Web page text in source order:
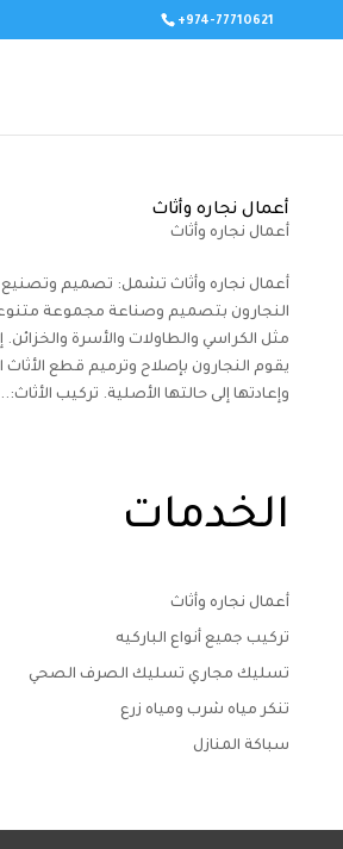
+974-77710621
أعمال نجاره وأثاث
أعمال نجاره وأثاث
أعمال نجاره وأثاث تشمل: تصميم وتصنيع
النجارون بتصميم وصناعة مجموعة
مثل الكراسي والطاولات والأسرة والخزائن.
يقوم النجارون بإصلاح وترميم قطع الأثاث
وإعادتها إلى حالتها الأصلية. تركيب
الخدمات
أعمال نجاره وأثاث
تركيب جميع أنواع الباركيه
تسليك مجاري تسليك الصرف الصحي
تنكر مياه شرب ومياه زرع
سباكة المنازل